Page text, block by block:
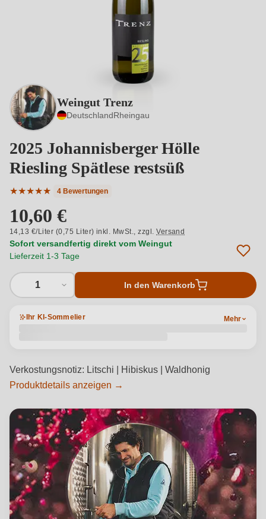
Weingut Trenz
DeutschlandRheingau
2025 Johannisberger Hölle
Riesling Spätlese restsüß
★★★★★
Durchschnittliche Bewertung von 5 von 5 Sternen
4 Bewertungen
10,60 €
14,13 €/Liter (0,75 Liter) inkl. MwSt.,zzgl.Versand
Sofort versandfertig direkt vom Weingut
Lieferzeit 1-3 Tage
1 In den Warenkorb
Ihr KI-Sommelier Mehr
Verkostungsnotiz: Litschi | Hibiskus | Waldhonig
Produktdetails anzeigen →